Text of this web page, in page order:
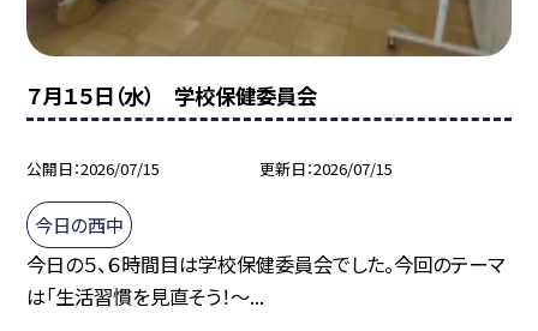
７月１５日（水） 学校保健委員会
公開日 2026/07/15 更新日 2026/07/15
今日の西中
今日の５、６時間目は学校保健委員会でした。今回のテーマ
は「生活習慣を見直そう！～...